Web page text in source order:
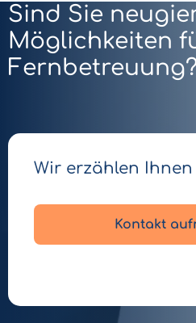
Sind Sie
Möglichkeiten
Wir erzählen
Kontakt